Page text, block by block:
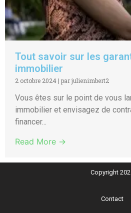
Tout savoir sur les
immobilier
2 octobre 2024 | par julienimbert2
Vous êtes sur le point de vous
immobilier et envisagez de
financer...
Read More →
Copyright
Contact